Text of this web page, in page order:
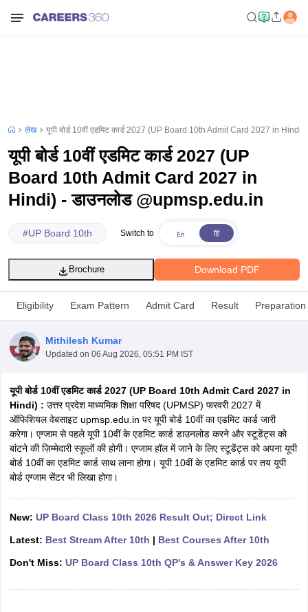
Time Table 2026
12th Supplementary Result 2026TN 11th Arrear Result 2026
CBSE 10th Second Board Result Marksheet 2026 CBSE Second
HS Result 2026
CBSE Class 12 Result Link 2026
Punjab
CBSE 10th Science Question Paper 2026 Second Exam
CBSE 10th
Question Paper 2026
TS Inter Supplementary Question
SSLC
Karnataka SSLC UK Board 10th
ExamMP Board 12thUK Board 12thGoa Board HSSCPSEB 12th
Public School AdmissionsNavyug School Admission MGGS School
Schools in PunjabSchools in Bihar
Medium Schools in India
Gujarati Medium Schools in India
लेख यूपी बोर्ड 10वीं एडमिट कार्ड 2027 (UP Board 10th Admit Card 2027 in
यूपी बोर्ड 10वीं एडमिट कार्ड 2027 (UP
Board 10th Admit Card 2027 in
Hindi) - डाउनलोड @upmsp.edu.in
#UP Board 10th Switch to
Download PDF
Brochure
Eligibility Exam Pattern Admit Card Result Preparation
Mithilesh Kumar
Updated on 06 Aug 2026, 05:51 PM IST
यूपी बोर्ड 10वीं एडमिट कार्ड 2027 (UP Board 10th Admit Card 2027 in
Hindi) : उत्तर प्रदेश माध्यमिक शिक्षा परिषद (UPMSP) फरवरी 2027 में
ऑफिशियल वेबसाइट upmsp.edu.in पर यूपी बोर्ड 10वीं का एडमिट कार्ड जारी
करेगा। एग्जाम से पहले यूपी 10वीं के एडमिट कार्ड डाउनलोड करने और स्टूडेंट्स को
बांटने की ज़िम्मेदारी स्कूलों की होगी। एग्जाम हॉल में जाने के लिए स्टूडेंट्स को अपना यूपी
बोर्ड 10वीं का एडमिट कार्ड साथ लाना होगा। यूपी 10वीं के एडमिट कार्ड पर तय यूपी
बोर्ड एग्जाम सेंटर भी लिखा होगा।
New: UP Board Class 10th 2026 Result Out; Direct Link
Latest: Best Stream After 10th | Best Courses After 10th
Don't Miss: UP Board Class 10th QP's & Answer Key 2026